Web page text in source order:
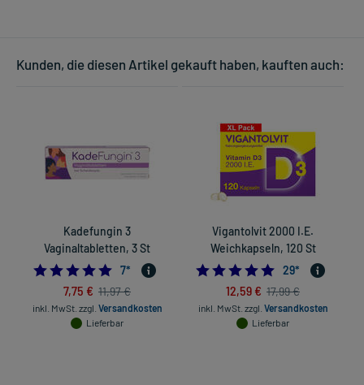
Kunden, die diesen Artikel gekauft haben, kauften auch:
Kadefungin 3
Vaginaltabletten, 3 St
4.857142857142857
7*
7,75 € 11,97 €
inkl. MwSt. zzgl. Versandkosten
Lieferbar
Vigantolvit 2000 I.E.
Weichkapseln, 120 St
29*
12,59 € 17,99 €
inkl. MwSt. zzgl. Versandkosten
Lieferbar